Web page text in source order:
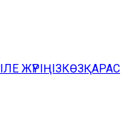
ЖҮРІҢІЗКӨЗҚАРАС